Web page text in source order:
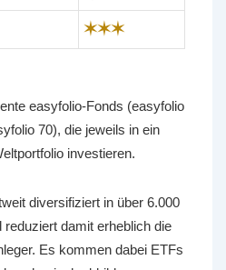
✶✶✶
easyfolio-Fonds (easyfolio
70), die jeweils in ein
investieren.
diversifiziert in über 6.000
reduziert damit erheblich die
Es kommen dabei ETFs